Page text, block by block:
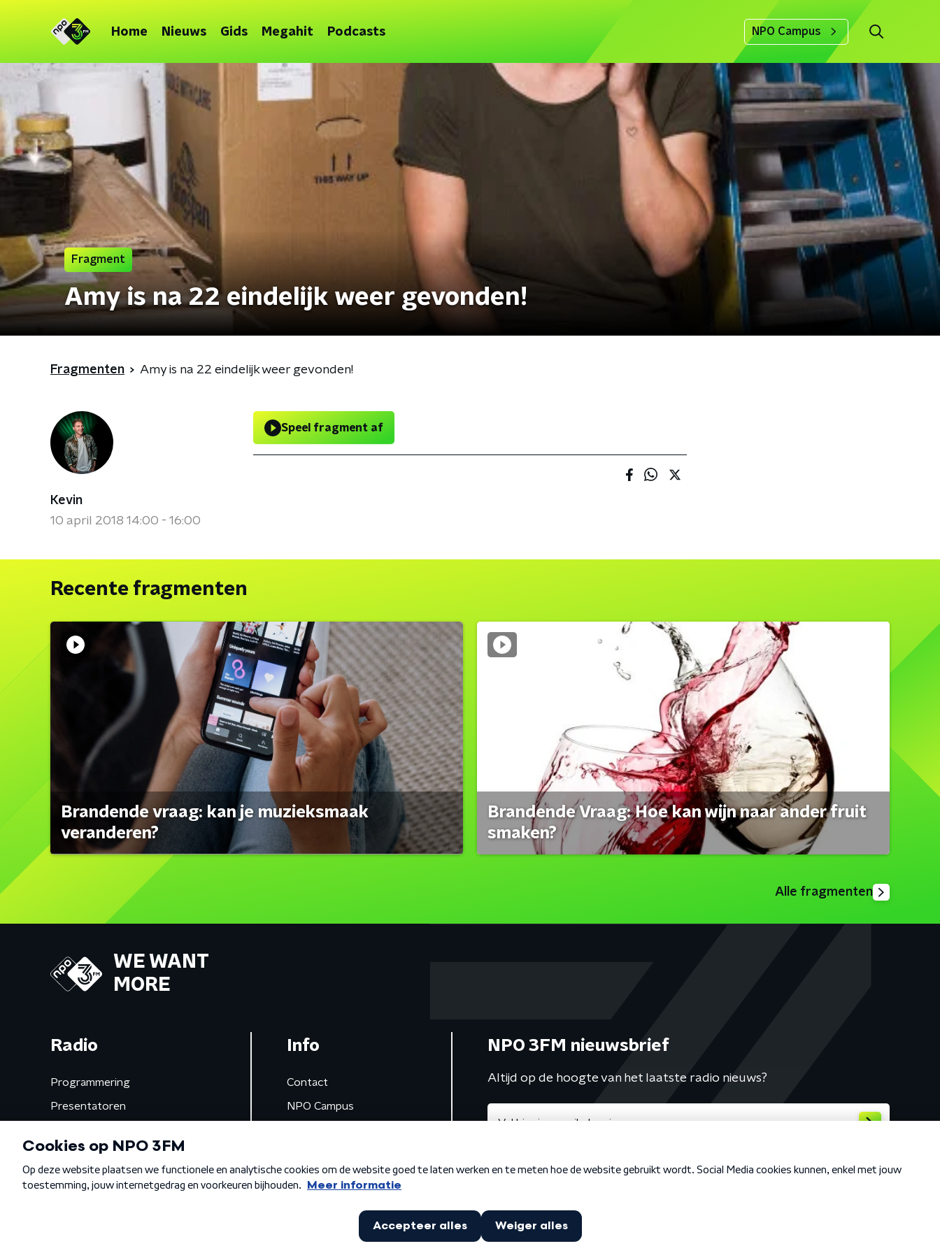
Home Nieuws Gids Megahit Podcasts NPO Campus
Fragment
Amy is na 22 eindelijk weer gevonden!
Fragmenten Amy is na 22 eindelijk weer gevonden!
Kevin
10 april 2018 14:00 - 16:00
Speel fragment af
Recente fragmenten
Brandende vraag: kan je muzieksmaak
veranderen?
Brandende Vraag: Hoe kan wijn naar ander fruit
smaken?
Alle fragmenten
WE WANT
MORE
Radio
Programmering
Presentatoren
Gemist
Info
Contact
NPO Campus
NPO 3FM nieuwsbrief
Altijd op de hoogte van het laatste radio nieuws?
Algemene voorwaarden Privacybeleid